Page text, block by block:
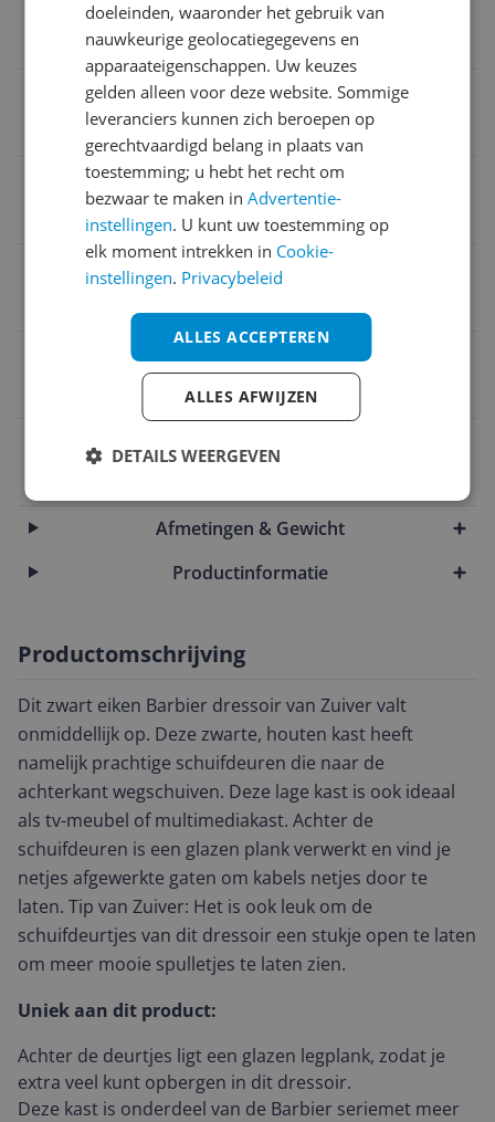
Verpakking lengte
Product hoogte
57,5 cm
Product lengte
Verpakking hoogte
Afmetingen & Gewicht
Productinformatie
Productomschrijving
Dit zwart eiken Barbier dressoir van Zuiver valt
onmiddellijk op. Deze zwarte, houten kast heeft
namelijk prachtige schuifdeuren die naar de
achterkant wegschuiven. Deze lage kast is ook ideaal
als tv-meubel of multimediakast. Achter de
schuifdeuren is een glazen plank verwerkt en vind je
netjes afgewerkte gaten om kabels netjes door te
laten. Tip van Zuiver: Het is ook leuk om de
schuifdeurtjes van dit dressoir een stukje open te laten
om meer mooie spulletjes te laten zien.
Uniek aan dit product:
Achter de deurtjes ligt een glazen legplank, zodat je
extra veel kunt opbergen in dit dressoir.
Deze kast is onderdeel van de Barbier seriemet meer
doeleinden, waaronder het gebruik van
nauwkeurige geolocatiegegevens en
apparaateigenschappen. Uw keuzes
gelden alleen voor deze website. Sommige
leveranciers kunnen zich beroepen op
gerechtvaardigd belang in plaats van
toestemming; u hebt het recht om
bezwaar te maken inAdvertentie-
instellingen. U kunt uw toestemming op
elk moment intrekken in Cookie-
instellingen. Privacybeleid
ALLES ACCEPTEREN
ALLES AFWIJZEN
DETAILS WEERGEVEN